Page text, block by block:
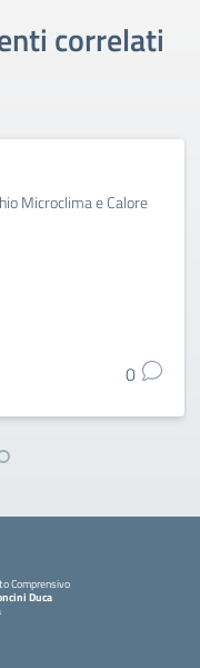
correlati
Microclima e Calore
0
Comprensivo
Duca